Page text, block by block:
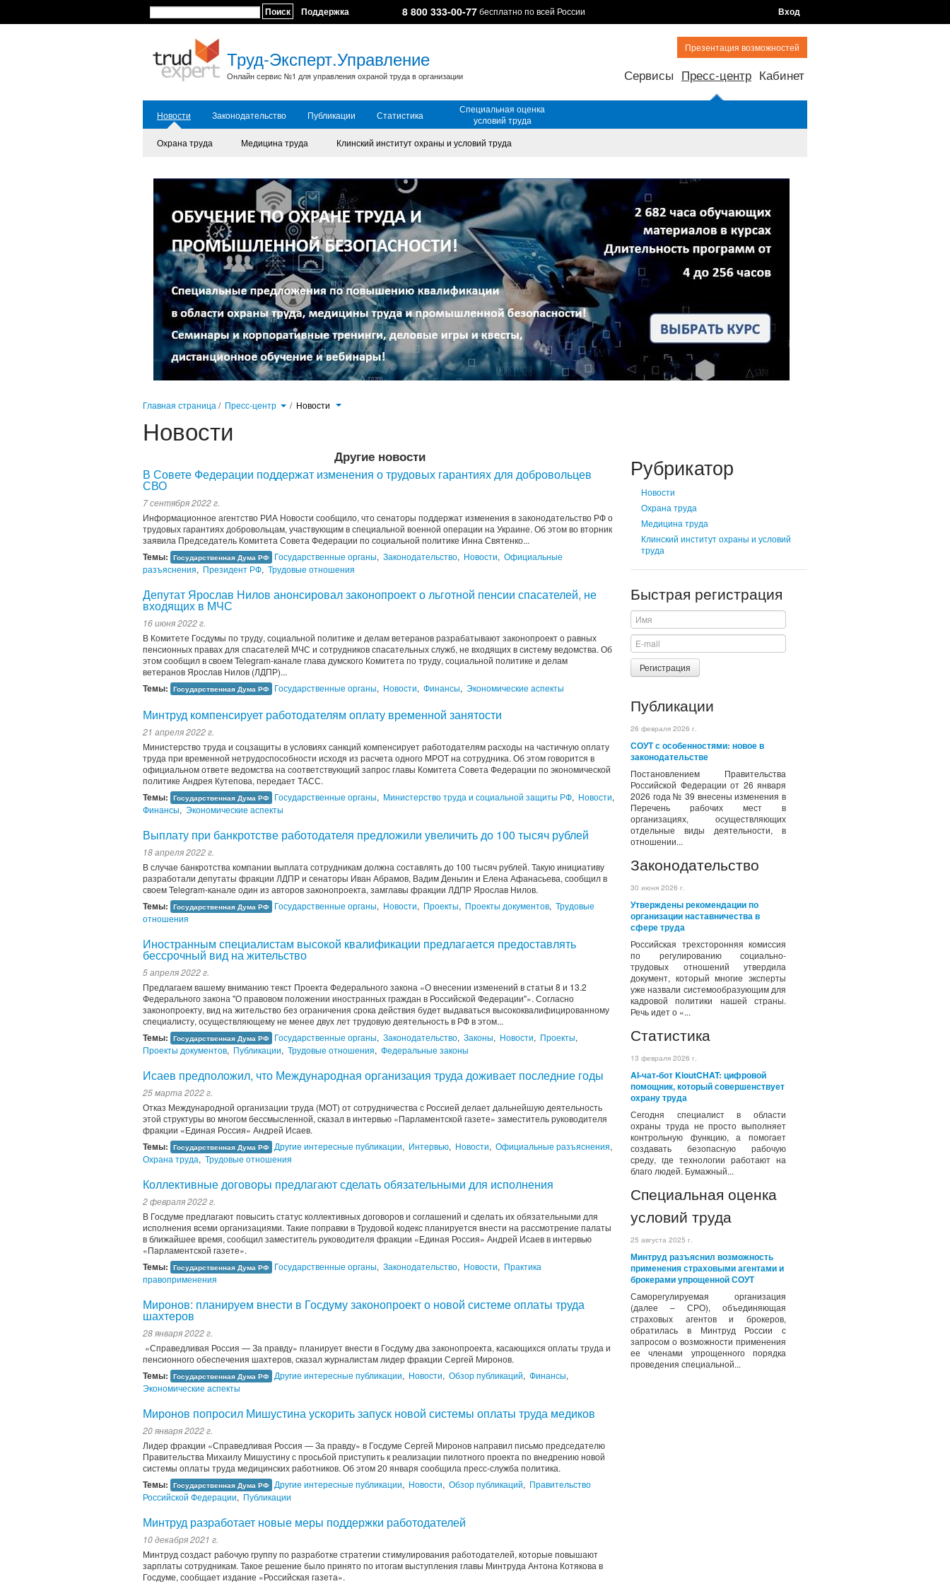
Поиск Поддержка 8 800 333-00-77бесплатно по всей России Вход
Труд-Эксперт.Управление
Онлайн сервис №1 для управления охраной труда в организации
Презентация возможностей
Сервисы Пресс-центр Кабинет
Новости Законодательство Публикации Статистика
Специальная оценка
условий труда
Охрана труда
Медицина труда Клинский институт охраны и условий труда
Главная страница / Пресс-центр / Новости
Новости
Рубрикатор
Новости
Охрана труда
Медицина труда
Клинский институт охраны и условий
труда
Быстрая регистрация
Регистрация
Публикации
26 февраля 2026 г.
СОУТ с особенностями: новое в
законодательстве
Постановлением Правительства
Российской Федерации от 26 января
2026 года № 39 внесены изменения в
Перечень рабочих мест в
организациях, осуществляющих
отдельные виды деятельности, в
отношении...
Законодательство
30 июня 2026 г.
Утверждены рекомендации по
организации наставничества в
сфере труда
Российская трехсторонняя комиссия
по регулированию социально-
трудовых отношений утвердила
документ, который многие эксперты
уже назвали системообразующим для
кадровой политики нашей страны.
Речь идет о «...
Статистика
13 февраля 2026 г.
AI-чат-бот KioutCHAT: цифровой
помощник, который совершенствует
охрану труда
Сегодня специалист в области
охраны труда не просто выполняет
контрольную функцию, а помогает
создавать безопасную рабочую
среду, где технологии работают на
благо людей. Бумажный...
Специальная оценка
условий труда
25 августа 2025 г.
Минтруд разъяснил возможность
применения страховыми агентами и
брокерами упрощенной СОУТ
Саморегулируемая организация
(далее – СРО), объединяющая
страховых агентов и брокеров,
обратилась в Минтруд России с
запросом о возможности применения
ее членами упрощенного порядка
проведения специальной...
Другие новости
В Совете Федерации поддержат изменения о трудовых гарантиях для добровольцев
СВО
7 сентября 2022 г.
Информационное агентство РИА Новости сообщило, что сенаторы поддержат изменения в законодательство РФ о
трудовых гарантиях добровольцам, участвующим в специальной военной операции на Украине. Об этом во вторник
заявила Председатель Комитета Совета Федерации по социальной политике Инна Святенко...
Темы: Государственная Дума РФ Государственные органы, Законодательство, Новости, Официальные
разъяснения, Президент РФ, Трудовые отношения
Депутат Ярослав Нилов анонсировал законопроект о льготной пенсии спасателей, не
входящих в МЧС
16 июня 2022 г.
В Комитете Госдумы по труду, социальной политике и делам ветеранов разрабатывают законопроект о равных
пенсионных правах для спасателей МЧС и сотрудников спасательных служб, не входящих в систему ведомства. Об
этом сообщил в своем Telegram-канале глава думского Комитета по труду, социальной политике и делам
ветеранов Ярослав Нилов (ЛДПР)...
Темы: Государственная Дума РФ Государственные органы, Новости, Финансы, Экономические аспекты
Минтруд компенсирует работодателям оплату временной занятости
21 апреля 2022 г.
Министерство труда и соцзащиты в условиях санкций компенсирует работодателям расходы на частичную оплату
труда при временной нетрудоспособности исходя из расчета одного МРОТ на сотрудника. Об этом говорится в
официальном ответе ведомства на соответствующий запрос главы Комитета Совета Федерации по экономической
политике Андрея Кутепова, передает ТАСС.
Темы: Государственная Дума РФ Государственные органы, Министерство труда и социальной защиты РФ, Новости,
Финансы, Экономические аспекты
Выплату при банкротстве работодателя предложили увеличить до 100 тысяч рублей
18 апреля 2022 г.
В случае банкротства компании выплата сотрудникам должна составлять до 100 тысяч рублей. Такую инициативу
разработали депутаты фракции ЛДПР и сенаторы Иван Абрамов, Вадим Деньгин и Елена Афанасьева, сообщил в
своем Telegram-канале один из авторов законопроекта, замглавы фракции ЛДПР Ярослав Нилов.
Темы: Государственная Дума РФ Государственные органы, Новости, Проекты, Проекты документов, Трудовые
отношения
Иностранным специалистам высокой квалификации предлагается предоставлять
бессрочный вид на жительство
5 апреля 2022 г.
Предлагаем вашему вниманию текст Проекта Федерального закона «О внесении изменений в статьи 8 и 13.2
Федерального закона "О правовом положении иностранных граждан в Российской Федерации"». Согласно
законопроекту, вид на жительство без ограничения срока действия будет выдаваться высококвалифицированному
специалисту, осуществляющему не менее двух лет трудовую деятельность в РФ в этом...
Темы: Государственная Дума РФ Государственные органы, Законодательство, Законы, Новости, Проекты,
Проекты документов, Публикации, Трудовые отношения, Федеральные законы
Исаев предположил, что Международная организация труда доживает последние годы
25 марта 2022 г.
Отказ Международной организации труда (МОТ) от сотрудничества с Россией делает дальнейшую деятельность
этой структуры во многом бессмысленной, сказал в интервью «Парламентской газете» заместитель руководителя
фракции «Единая Россия» Андрей Исаев.
Темы: Государственная Дума РФ Другие интересные публикации, Интервью, Новости, Официальные разъяснения,
Охрана труда, Трудовые отношения
Коллективные договоры предлагают сделать обязательными для исполнения
2 февраля 2022 г.
В Госдуме предлагают повысить статус коллективных договоров и соглашений и сделать их обязательными для
исполнения всеми организациями. Такие поправки в Трудовой кодекс планируется внести на рассмотрение палаты
в ближайшее время, сообщил заместитель руководителя фракции «Единая Россия» Андрей Исаев в интервью
«Парламентской газете».
Темы: Государственная Дума РФ Государственные органы, Законодательство, Новости, Практика
правоприменения
Миронов: планируем внести в Госдуму законопроект о новой системе оплаты труда
шахтеров
28 января 2022 г.
«Справедливая Россия — За правду» планирует внести в Госдуму два законопроекта, касающихся оплаты труда и
пенсионного обеспечения шахтеров, сказал журналистам лидер фракции Сергей Миронов.
Темы: Государственная Дума РФ Другие интересные публикации, Новости, Обзор публикаций, Финансы,
Экономические аспекты
Миронов попросил Мишустина ускорить запуск новой системы оплаты труда медиков
20 января 2022 г.
Лидер фракции «Справедливая Россия — За правду» в Госдуме Сергей Миронов направил письмо председателю
Правительства Михаилу Мишустину с просьбой приступить к реализации пилотного проекта по внедрению новой
системы оплаты труда медицинских работников. Об этом 20 января сообщила пресс-служба политика.
Темы: Государственная Дума РФ Другие интересные публикации, Новости, Обзор публикаций, Правительство
Российской Федерации, Публикации
Минтруд разработает новые меры поддержки работодателей
10 декабря 2021 г.
Минтруд создаст рабочую группу по разработке стратегии стимулирования работодателей, которые повышают
зарплаты сотрудникам. Такое решение было принято по итогам выступления главы Минтруда Антона Котякова в
Госдуме, сообщает издание «Российская газета».